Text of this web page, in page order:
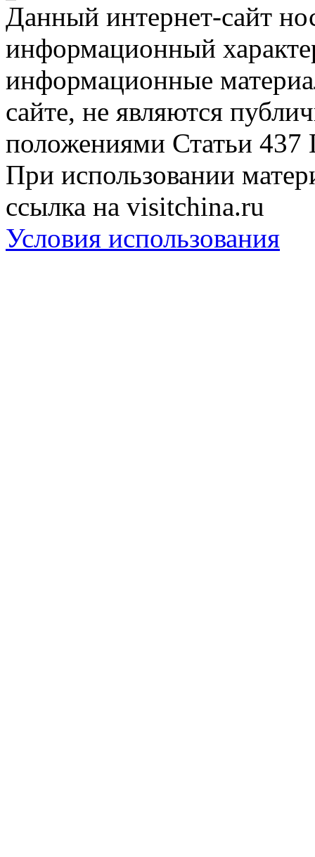
Данный интернет-сайт
информационный
информационные
сайте, не являются
положениями Статьи 437
При использовании
ссылка на visitchina.ru
Условия использования